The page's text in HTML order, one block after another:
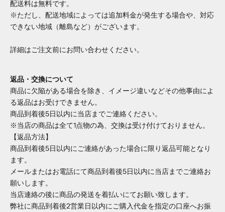
配送料は無料です。
※ただし、配送地域によっては追加料金が発生する場合や、対応
できない地域（離島など）がございます。
詳細はご注文前にお問い合わせください。
返品・交換について
商品に欠陥がある場合を除き、イメージ違いなどその他事由によ
る返品はお受けできません。
商品到着後5日以内に当店までご連絡ください。
※当店の商品は全て1点物の為、交換は受け付けておりません。
【返品方法】
商品到着後5日以内にご連絡があった場合に限り返品可能となり
ます。
メールまたはお電話にて商品到着後5日以内に当店までご連絡お
願いします。
当店連絡の後に商品の発送を着払いにてお願い致します。
弊社に商品到着後2営業日以内にご購入代金を指定の口座へお振